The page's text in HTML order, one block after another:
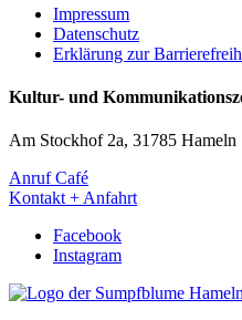
Impressum
Datenschutz
Erklärung zur
Kultur- und
Am Stockhof 2a, 31785 Hameln
Anruf Café
Kontakt + Anfahrt
Facebook
Instagram